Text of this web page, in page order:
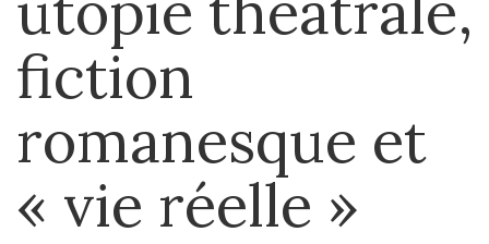
fiction
romanesque et
« vie réelle »